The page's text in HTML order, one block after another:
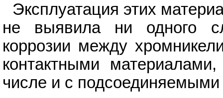
Эксплуатация этих
не выявила ни одного
коррозии между
контактными
числе и с